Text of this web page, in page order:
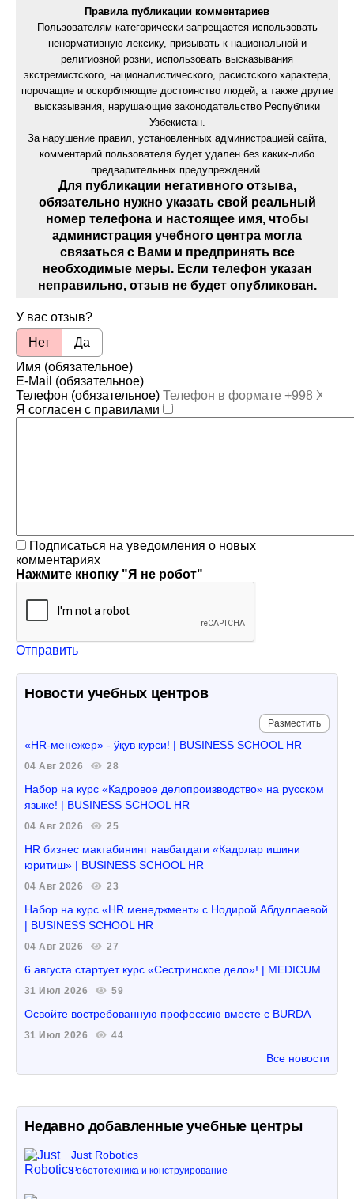
Правила публикации комментариев
Пользователям категорически запрещается использовать
ненормативную лексику, призывать к национальной и
религиозной розни, использовать высказывания
экстремистского, националистического, расистского характера,
порочащие и оскорбляющие достоинство людей, а также другие
высказывания, нарушающие законодательство Республики
Узбекистан.
За нарушение правил, установленных администрацией сайта,
комментарий пользователя будет удален без каких-либо
предварительных предупреждений.
Для публикации негативного отзыва,
обязательно нужно указать свой реальный
номер телефона и настоящее имя, чтобы
администрация учебного центра могла
связаться с Вами и предпринять все
необходимые меры. Если телефон указан
неправильно, отзыв не будет опубликован.
У вас отзыв?
Нет
Да
Имя (обязательное)
E-Mail (обязательное)
Телефон (обязательное)
Я согласен с правилами
Подписаться на уведомления о новых
комментариях
Нажмите кнопку "Я не робот"
Отправить
Новости учебных центров
Разместить
«HR-менежер» - ўқув курси! | BUSINESS SCHOOL HR
04 Авг 2026 28
Набор на курс «Кадровое делопроизводство» на русском
языке! | BUSINESS SCHOOL HR
04 Авг 2026 25
HR бизнес мактабининг навбатдаги «Кадрлар ишини
юритиш» | BUSINESS SCHOOL HR
04 Авг 2026 23
Набор на курс «HR менеджмент» с Нодирой Абдуллаевой
| BUSINESS SCHOOL HR
04 Авг 2026 27
6 августа стартует курс «Сестринское дело»! | MEDICUM
31 Июл 2026 59
Освойте востребованную профессию вместе с BURDA
31 Июл 2026 44
Все новости
Недавно добавленные учебные центры
Just Robotics
Робототехника и конструирование